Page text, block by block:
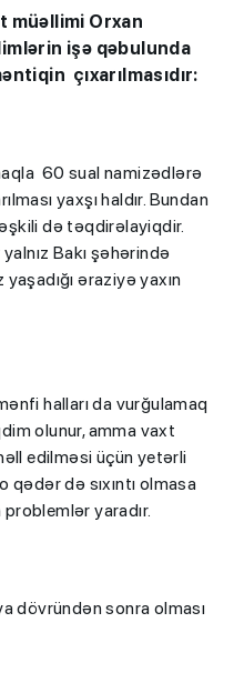
müəllimi Orxan
işə qəbulunda
çıxarılmasıdır:
60 sual namizədlərə
yaxşı haldır. Bundan
də təqdirəlayiqdir.
Bakı şəhərində
əraziyə yaxın
halları da vurğulamaq
olunur, amma vaxt
edilməsi üçün yetərli
də sıxıntı olmasa
yaradır.
dövründən sonra olması